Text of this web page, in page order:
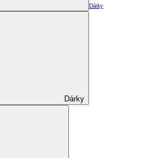
Dárky
Dárky